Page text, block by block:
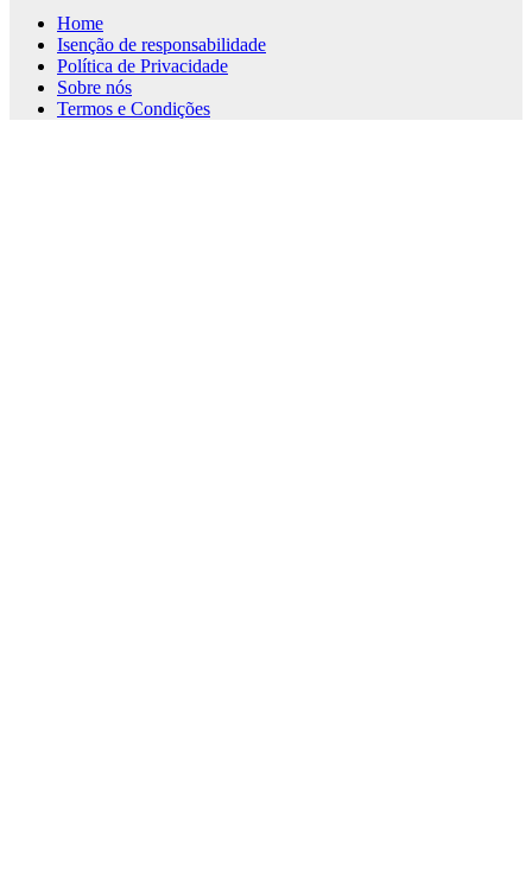
Home
Isenção de responsabilidade
Política de Privacidade
Sobre nós
Termos e Condições